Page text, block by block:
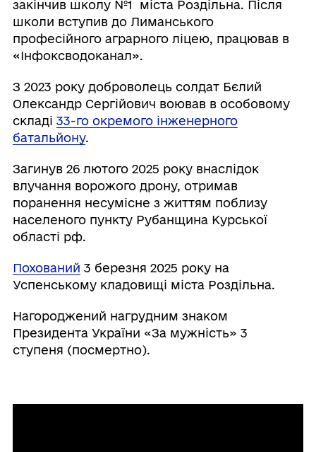
закінчив школу №1 міста Роздільна. Після
школи вступив до Лиманського
професійного аграрного ліцею, працював в
«Інфоксводоканал».
З 2023 року доброволець солдат Бєлий
Олександр Сергійович воював в особовому
складі 33-го окремого інженерного
батальйону.
Загинув 26 лютого 2025 року внаслідок
влучання ворожого дрону, отримав
поранення несумісне з життям поблизу
населеного пункту Рубанщина Курської
області рф.
Похований 3 березня 2025 року на
Успенському кладовищі міста Роздільна.
Нагороджений нагрудним знаком
Президента України «За мужність» 3
ступеня (посмертно).